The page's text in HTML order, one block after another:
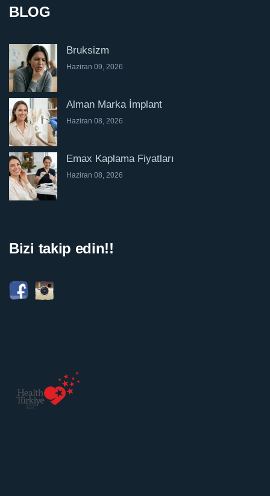
BLOG
Bruksizm
Haziran 09, 2026
Alman Marka İmplant
Haziran 08, 2026
Emax Kaplama Fiyatları
Haziran 08, 2026
Bizi takip edin!!